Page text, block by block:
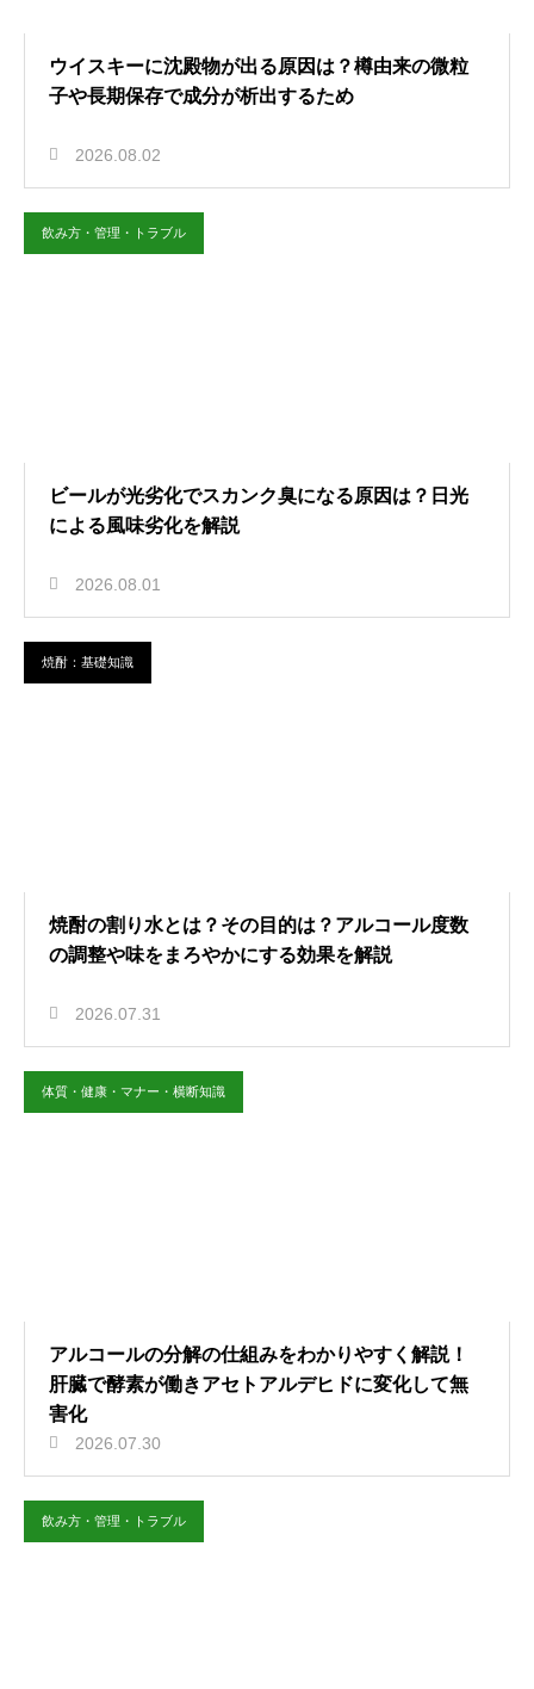
ウイスキーに沈殿物が出る原因は？樽由来の微粒
子や長期保存で成分が析出するため
2026.08.02
飲み方・管理・トラブル
ビールが光劣化でスカンク臭になる原因は？日光
による風味劣化を解説
2026.08.01
焼酎：基礎知識
焼酎の割り水とは？その目的は？アルコール度数
の調整や味をまろやかにする効果を解説
2026.07.31
体質・健康・マナー・横断知識
アルコールの分解の仕組みをわかりやすく解説！
肝臓で酵素が働きアセトアルデヒドに変化して無
害化
2026.07.30
飲み方・管理・トラブル